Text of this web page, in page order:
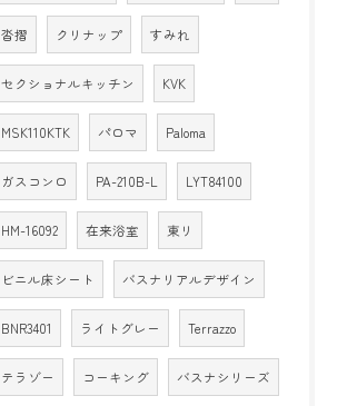
沓摺 クリナップ すみれ
セクショナルキッチン KVK
MSK110KTK パロマ Paloma
ガスコンロ PA-210B-L LYT84100
HM-16092 在来浴室 東リ
ビニル床シート バスナリアルデザイン
BNR3401 ライトグレー Terrazzo
テラゾー コーキング バスナシリーズ